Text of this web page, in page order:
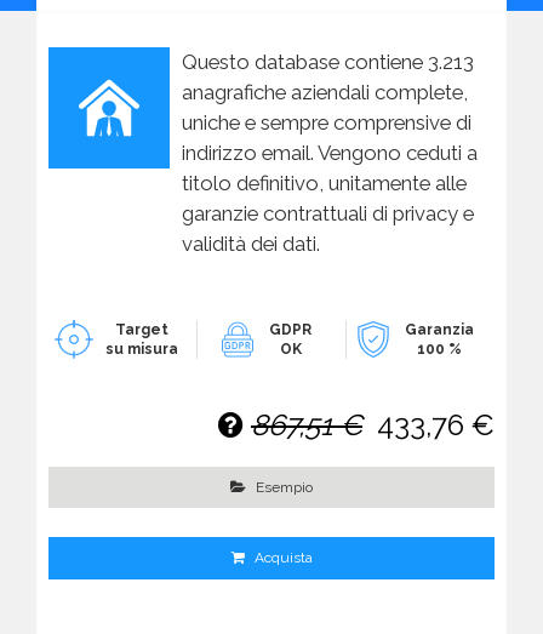
Questo database contiene 3.213
anagrafiche aziendali complete,
uniche e sempre comprensive di
indirizzo email. Vengono ceduti a
titolo definitivo, unitamente alle
garanzie contrattuali di privacy e
validità dei dati.
Target
su misura
GDPR
OK
Garanzia
100 %
867,51 € 433,76 €
Esempio
Acquista